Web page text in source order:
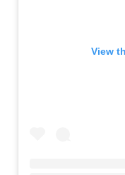
View